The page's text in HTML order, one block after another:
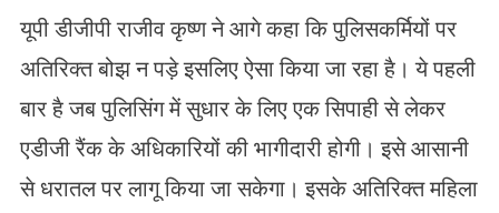
यूपी डीजीपी राजीव कृष्ण ने आगे कहा कि पुलिसकर्मियों पर
अतिरिक्त बोझ न पड़े इसलिए ऐसा किया जा रहा है। ये पहली
बार है जब पुलिसिंग में सुधार के लिए एक सिपाही से लेकर
एडीजी रैंक के अधिकारियों की भागीदारी होगी। इसे आसानी
से धरातल पर लागू किया जा सकेगा। इसके अतिरिक्त महिला